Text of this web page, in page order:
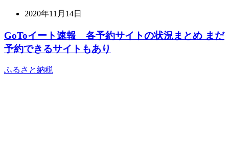
2020年11月14日
GoToイート速報 各予約サイトの状況まとめ まだ
予約できるサイトもあり
ふるさと納税